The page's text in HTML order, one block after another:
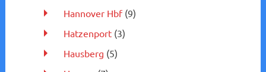
Hannover Hbf(9)
Hatzenport(3)
Hausberg (5)